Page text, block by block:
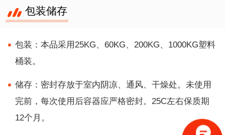
包装储存
包装：本品采用25KG、60KG、200KG、1000KG塑料
桶装。
储存：密封存放于室内阴凉、通风、干燥处。未使用
完前，每次使用后容器应严格密封。25C左右保质期
12个月。